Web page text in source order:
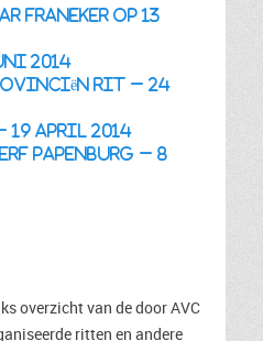
Franeker op 13
2014
rit – 24
april 2014
Papenburg – 8
overzicht van de door AVC
ritten en andere